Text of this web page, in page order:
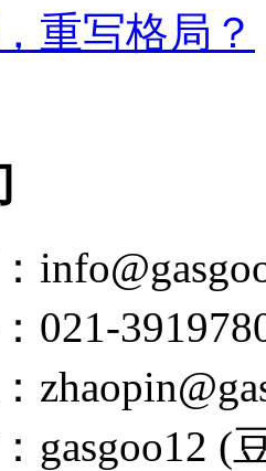
重写格局？
021-
gasgoo12 (